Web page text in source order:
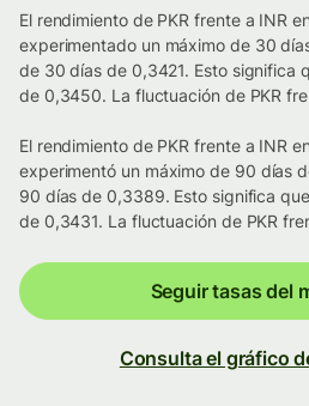
El rendimiento de PKR frente a INR
experimentado un máximo de 30
de 30 días de 0,3421. Esto significa
de 0,3450. La fluctuación de PKR
El rendimiento de PKR frente a INR
experimentó un máximo de 90 días
90 días de 0,3389. Esto significa
de 0,3431. La fluctuación de PKR
Seguir tasas del
Consulta el gráfico